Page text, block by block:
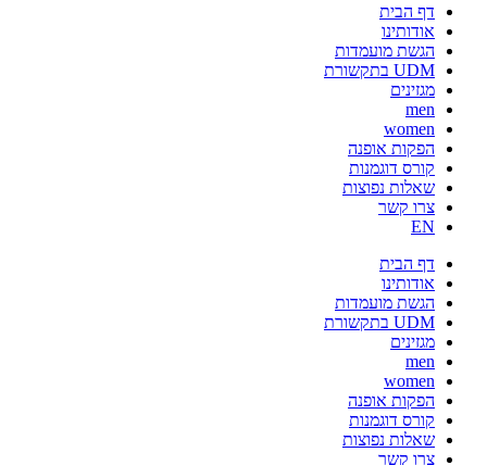
דף הבית
אודותינו
הגשת מועמדות
UDM בתקשורת
מגזינים
men
women
הפקות אופנה
קורס דוגמנות
שאלות נפוצות
צרו קשר
EN
דף הבית
אודותינו
הגשת מועמדות
UDM בתקשורת
מגזינים
men
women
הפקות אופנה
קורס דוגמנות
שאלות נפוצות
צרו קשר